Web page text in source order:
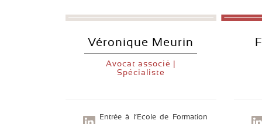
Véronique Meurin
Avocat associé |
Spécialiste
Entrée à l’Ecole de Formation